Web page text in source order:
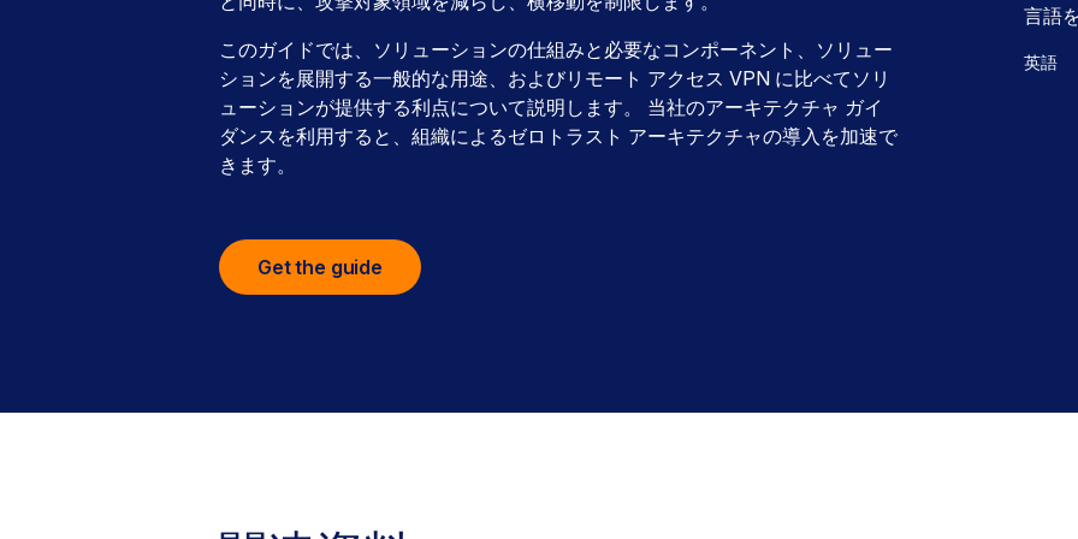
このガイドでは、ソリューションの仕組みと必要なコンポーネント、ソリュー
ションを展開する一般的な用途、およびリモート アクセス VPN に比べてソリ
ューションが提供する利点について説明します。 当社のアーキテクチャ ガイ
ダンスを利用すると、組織によるゼロトラスト アーキテクチャの導入を加速で
きます。
Get the guide
言語
英語